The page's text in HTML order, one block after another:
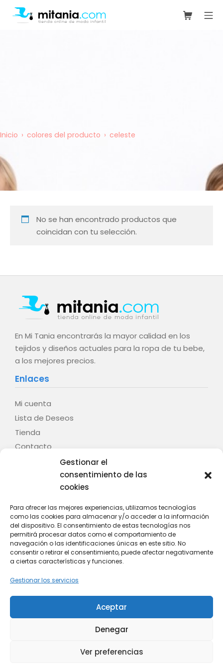
Gestionar el
consentimiento de las
cookies
Para ofrecer las mejores experiencias, utilizamos tecnologías
como las cookies para almacenar y/o acceder a la información
del dispositivo. El consentimiento de estas tecnologías nos
permitirá procesar datos como el comportamiento de
navegación o las identificaciones únicas en este sitio. No
consentir o retirar el consentimiento, puede afectar negativamente
a ciertas características y funciones.
Gestionar los servicios
Aceptar
Denegar
Ver preferencias
Saltar
Carrito
Inicio colores del producto celeste
No se han encontrado productos que
coincidan con tu selección.
En Mi Tania encontrarás la mayor calidad en los
tejidos y diseños actuales para la ropa de tu bebe,
a los mejores precios.
Enlaces
Mi cuenta
Lista de Deseos
Tienda
Contacto
Términos y condiciones
Política de privacidad
Política de cookies (UE)
Contacto
Email: info@mitania.com
Copyright © 2026 Mi Tania. -